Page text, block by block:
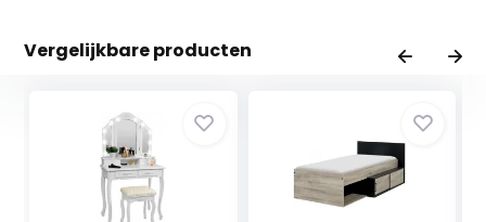
Vergelijkbare producten